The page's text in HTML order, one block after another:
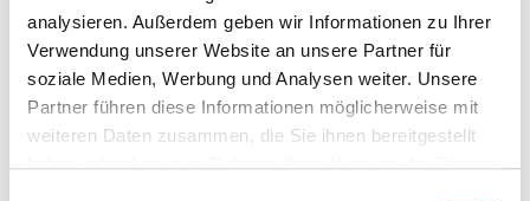
analysieren. Außerdem geben wir Informationen zu Ihrer
Verwendung unserer Website an unsere Partner für
soziale Medien, Werbung und Analysen weiter. Unsere
Partner führen diese Informationen möglicherweise mit
weiteren Daten zusammen, die Sie ihnen bereitgestellt
haben oder die sie im Rahmen Ihrer Nutzung der Dienste
Geschichte
Qualitativ hochwertig, biologisch und vegan
sowie histamin-, fructose- und schwefelarm.